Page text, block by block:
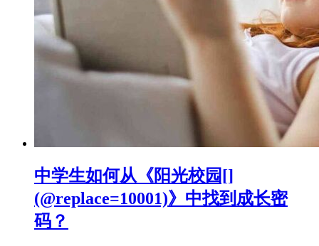
中学生如何从《阳光校园[]
(@replace=10001)》中找到成长密
码？